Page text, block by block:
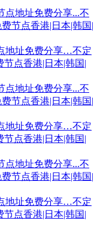
地址免费分享…不定
点香港|日本|韩国|
地址免费分享…不定
点香港|日本|韩国|
地址免费分享…不定
点香港|日本|韩国|